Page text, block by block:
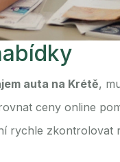
auta na Krétě,
ceny online
rychle zkontrolovat